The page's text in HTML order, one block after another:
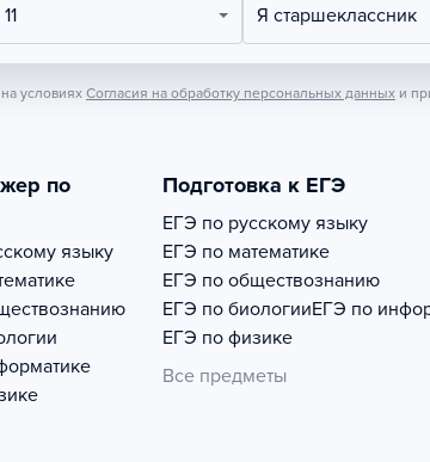
11 Я старшеклассник
условиях Согласия на обработку персональных данных и
по
языку
Подготовка к ЕГЭ
ЕГЭ по русскому языку
ЕГЭ по математике
ЕГЭ по обществознанию
ЕГЭ по биологииЕГЭ по
ЕГЭ по физике
Все предметы